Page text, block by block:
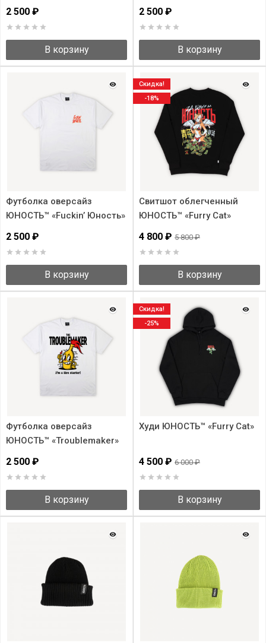
2 500 ₽
В корзину
2 500 ₽
В корзину
Футболка оверсайз
ЮНОСТЬ™ «Fuсkin’ Юность»
2 500 ₽
В корзину
Свитшот облегченный
ЮНОСТЬ™ «Furry Cat»
4 800 ₽ 5 800 ₽
В корзину
Скидка!
-18%
Футболка оверсайз
ЮНОСТЬ™ «Troublemaker»
2 500 ₽
В корзину
Худи ЮНОСТЬ™ «Furry Cat»
4 500 ₽ 6 000 ₽
В корзину
Скидка!
-25%